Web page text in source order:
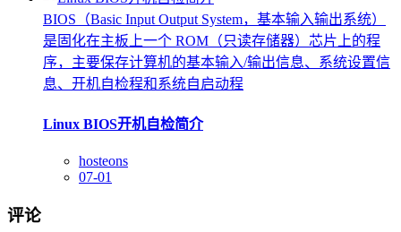
BIOS（Basic Input Output System，基本输入输出系统）
是固化在主板上一个 ROM（只读存储器）芯片上的程
序，主要保存计算机的基本输入/输出信息、系统设置信
息、开机自检程和系统自启动程
Linux BIOS开机自检简介
hosteons
07-01
评论